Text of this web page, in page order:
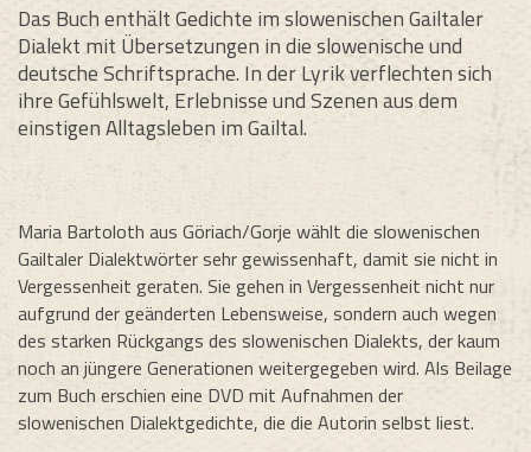
Das Buch enthält Gedichte im slowenischen Gailtaler
Dialekt mit Übersetzungen in die slowenische und
deutsche Schriftsprache. In der Lyrik verflechten sich
ihre Gefühlswelt, Erlebnisse und Szenen aus dem
einstigen Alltagsleben im Gailtal.
Maria Bartoloth aus Göriach/Gorje wählt die slowenischen
Gailtaler Dialektwörter sehr gewissenhaft, damit sie nicht in
Vergessenheit geraten. Sie gehen in Vergessenheit nicht nur
aufgrund der geänderten Lebensweise, sondern auch wegen
des starken Rückgangs des slowenischen Dialekts, der kaum
noch an jüngere Generationen weitergegeben wird. Als Beilage
zum Buch erschien eine DVD mit Aufnahmen der
slowenischen Dialektgedichte, die die Autorin selbst liest.